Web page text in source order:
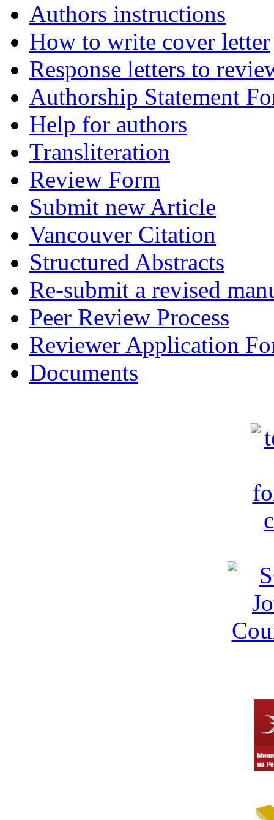
Authors instructions
How to write cover letter
Response letters to
Authorship Statement
Help for authors
Transliteration
Review Form
Submit new Article
Vancouver Citation
Structured Abstracts
Re-submit a revised
Peer Review Process
Reviewer Application
Documents